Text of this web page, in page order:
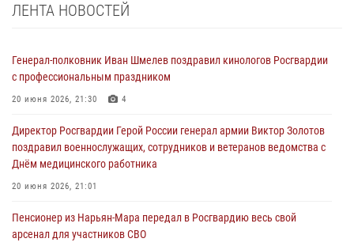
ЛЕНТА НОВОСТЕЙ
Генерал-полковник Иван Шмелев поздравил кинологов Росгвардии
с профессиональным праздником
20 июня 2026, 21:30 4
Директор Росгвардии Герой России генерал армии Виктор Золотов
поздравил военнослужащих, сотрудников и ветеранов ведомства с
Днём медицинского работника
20 июня 2026, 21:01
Пенсионер из Нарьян-Мара передал в Росгвардию весь свой
арсенал для участников СВО